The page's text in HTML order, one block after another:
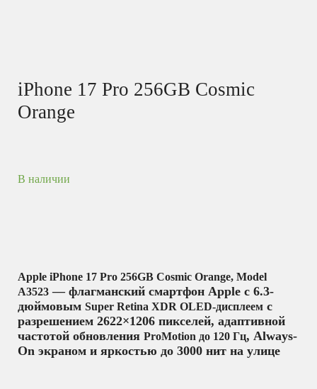
iPhone 17 Pro 256GB Cosmic
Orange
В наличии
Apple iPhone 17 Pro 256GB Cosmic Orange, Model
A3523 — флагманский смартфон Apple с 6.3-
дюймовым Super Retina XDR OLED-дисплеем с
разрешением 2622×1206 пикселей, адаптивной
частотой обновления ProMotion до 120 Гц, Always-
On экраном и яркостью до 3000 нит на улице